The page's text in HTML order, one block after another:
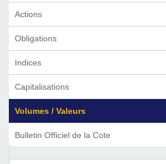
Actions
Obligations
Indices
Capitalisations
Volumes / Valeurs
Bulletin Officiel de la Cote